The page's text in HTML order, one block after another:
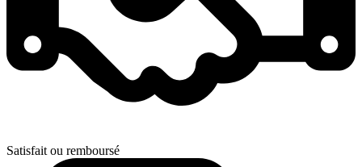
Satisfait ou remboursé